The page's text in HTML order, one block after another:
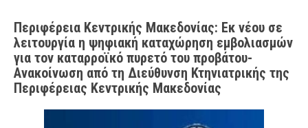
Περιφέρεια Κεντρικής Μακεδονίας: Εκ νέου σε
λειτουργία η ψηφιακή καταχώρηση εμβολιασμών
για τον καταρροϊκό πυρετό του προβάτου-
Ανακοίνωση από τη Διεύθυνση Κτηνιατρικής της
Περιφέρειας Κεντρικής Μακεδονίας